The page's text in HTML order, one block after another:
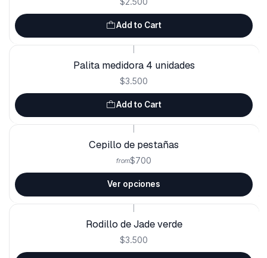
Add to Cart
Palita medidora 4 unidades
$3.500
Add to Cart
Cepillo de pestañas
from$700
Ver opciones
Rodillo de Jade verde
$3.500